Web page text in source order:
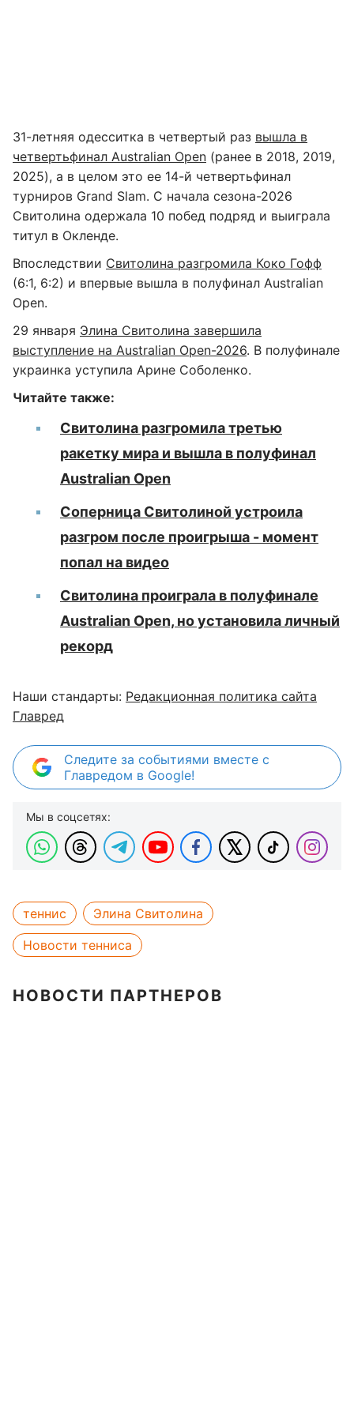
31-летняя одесситка в четвертый раз вышла в
четвертьфинал Australian Open (ранее в 2018, 2019,
2025), а в целом это ее 14-й четвертьфинал
турниров Grand Slam. С начала сезона-2026
Свитолина одержала 10 побед подряд и выиграла
титул в Окленде.
Впоследствии Свитолина разгромила Коко Гофф
(6:1, 6:2) и впервые вышла в полуфинал Australian
Open.
29 января Элина Свитолина завершила
выступление на Australian Open-2026. В полуфинале
украинка уступила Арине Соболенко.
Читайте также:
Свитолина разгромила третью
ракетку мира и вышла в полуфинал
Australian Open
Соперница Свитолиной устроила
разгром после проигрыша - момент
попал на видео
Свитолина проиграла в полуфинале
Australian Open, но установила личный
рекорд
Наши стандарты: Редакционная политика сайта
Главред
Следите за событиями вместе с
Главредом в Google!
Мы в соцсетях:
теннис
Элина Свитолина
Новости тенниса
НОВОСТИ ПАРТНЕРОВ